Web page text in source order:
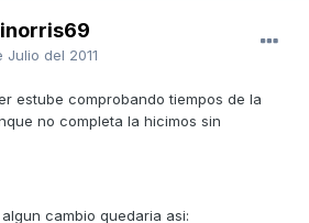
Julio del 2011
estube comprobando tiempos de la
no completa la hicimos sin
cambio quedaria asi: